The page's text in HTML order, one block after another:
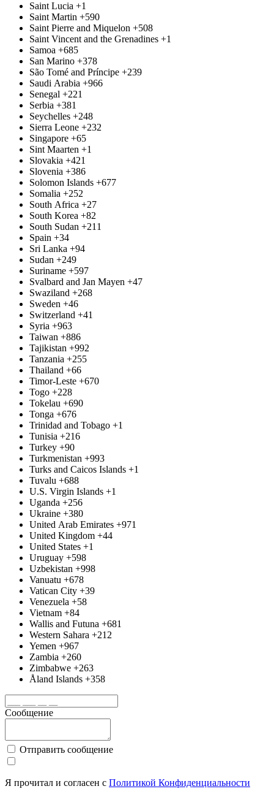
Saint Lucia +1
Saint Martin +590
Saint Pierre and Miquelon +508
Saint Vincent and the Grenadines +1
Samoa +685
San Marino +378
São Tomé and Príncipe +239
Saudi Arabia +966
Senegal +221
Serbia +381
Seychelles +248
Sierra Leone +232
Singapore +65
Sint Maarten +1
Slovakia +421
Slovenia +386
Solomon Islands +677
Somalia +252
South Africa +27
South Korea +82
South Sudan +211
Spain +34
Sri Lanka +94
Sudan +249
Suriname +597
Svalbard and Jan Mayen +47
Swaziland +268
Sweden +46
Switzerland +41
Syria +963
Taiwan +886
Tajikistan +992
Tanzania +255
Thailand +66
Timor-Leste +670
Togo +228
Tokelau +690
Tonga +676
Trinidad and Tobago +1
Tunisia +216
Turkey +90
Turkmenistan +993
Turks and Caicos Islands +1
Tuvalu +688
U.S. Virgin Islands +1
Uganda +256
Ukraine +380
United Arab Emirates +971
United Kingdom +44
United States +1
Uruguay +598
Uzbekistan +998
Vanuatu +678
Vatican City +39
Venezuela +58
Vietnam +84
Wallis and Futuna +681
Western Sahara +212
Yemen +967
Zambia +260
Zimbabwe +263
Åland Islands +358
Сообщение
Отправить сообщение
Я прочитал и согласен с Политикой Конфиденциальности